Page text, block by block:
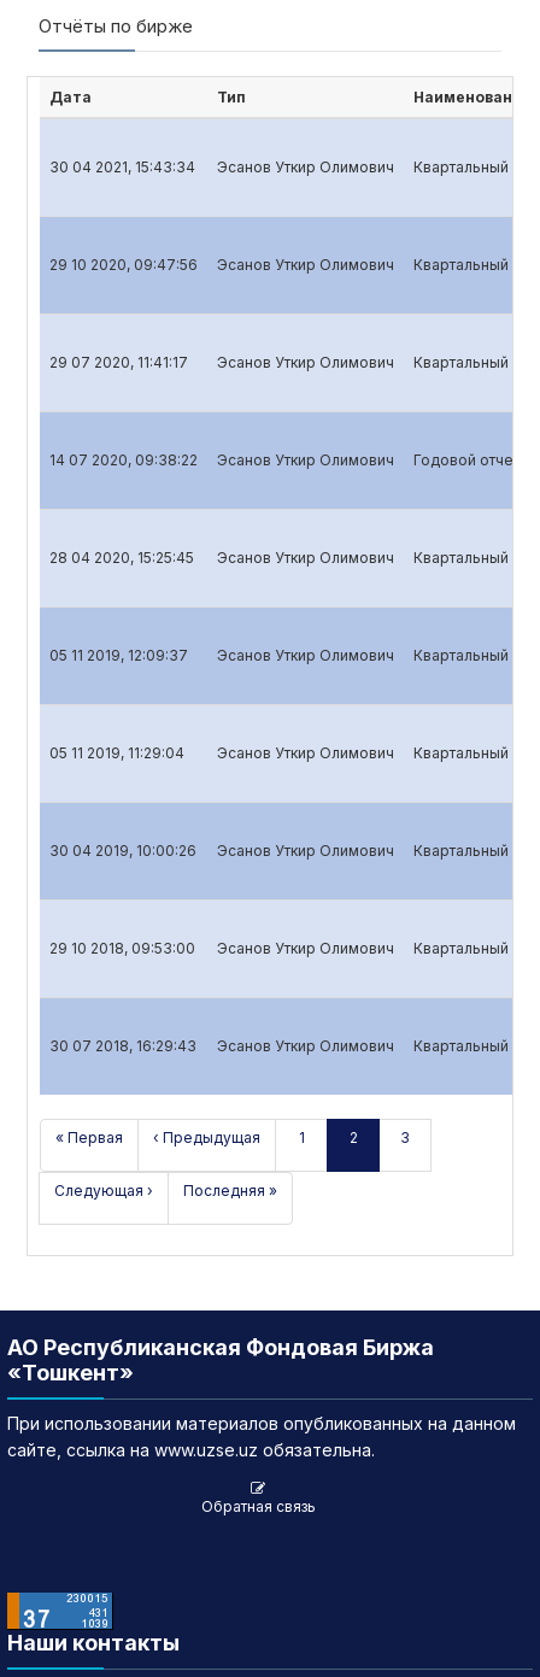
Отчёты по бирже
Дата Тип Наименование
30 04 2021, 15:43:34 Эсанов Уткир Олимович Квартальный
29 10 2020, 09:47:56 Эсанов Уткир Олимович Квартальный
29 07 2020, 11:41:17 Эсанов Уткир Олимович Квартальный
14 07 2020, 09:38:22 Эсанов Уткир Олимович Годовой отчет
28 04 2020, 15:25:45 Эсанов Уткир Олимович Квартальный
05 11 2019, 12:09:37 Эсанов Уткир Олимович Квартальный
05 11 2019, 11:29:04 Эсанов Уткир Олимович Квартальный
30 04 2019, 10:00:26 Эсанов Уткир Олимович Квартальный
29 10 2018, 09:53:00 Эсанов Уткир Олимович Квартальный
30 07 2018, 16:29:43 Эсанов Уткир Олимович Квартальный
« Первая ‹ Предыдущая 1 2 3
Следующая › Последняя »
АО Республиканская Фондовая Биржа
«Тошкент»
При использовании материалов опубликованных на данном
сайте, ссылка на www.uzse.uz обязательна.
Обратная связь
Наши контакты